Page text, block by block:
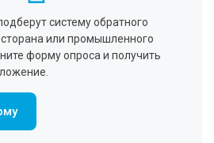
систему обратного
или промышленного
форму опроса и получить